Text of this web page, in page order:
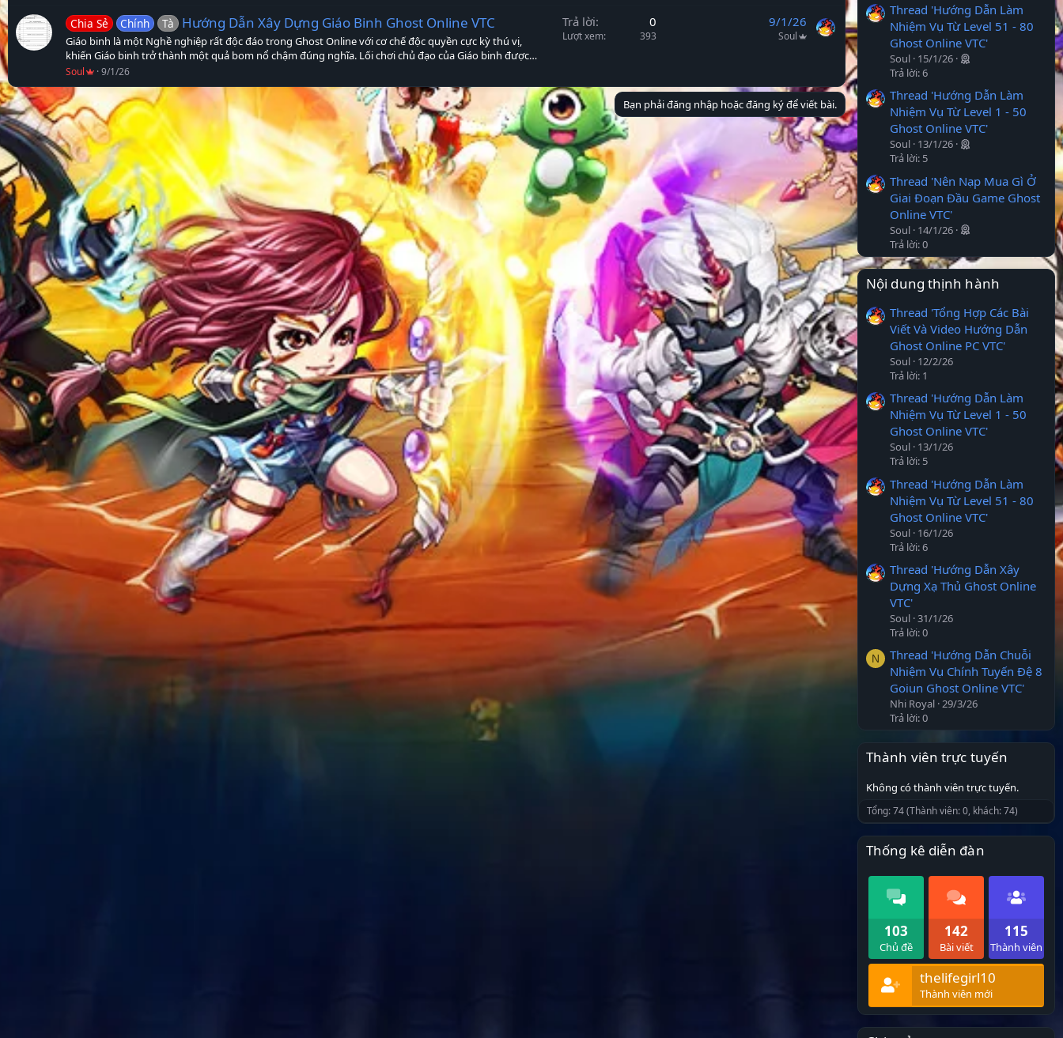
Chia Sẻ Chính Tà Hướng Dẫn Xây Dựng Giáo Binh Ghost Online VTC
Giáo binh là một Nghề nghiệp rất độc đáo trong Ghost Online với cơ chế độc quyền cực kỳ thú vị,
khiến Giáo binh trở thành một quả bom nổ chậm đúng nghĩa. Lối chơi chủ đạo của Giáo binh được
định...
Soul 9/1/26
Trả lời 0
Lượt xem 393
9/1/26
Soul
Bạn phải đăng nhập hoặc đăng ký để viết bài.
Thread 'Hướng Dẫn Làm
Nhiệm Vụ Từ Level 51 - 80
Ghost Online VTC'
Soul 15/1/26
Trả lời: 6
Thread 'Hướng Dẫn Làm
Nhiệm Vụ Từ Level 1 - 50
Ghost Online VTC'
Soul 13/1/26
Trả lời: 5
Thread 'Nên Nạp Mua Gì Ở
Giai Đoạn Đầu Game Ghost
Online VTC'
Soul 14/1/26
Trả lời: 0
Nội dung thịnh hành
Thread 'Tổng Hợp Các Bài
Viết Và Video Hướng Dẫn
Ghost Online PC VTC'
Soul 12/2/26
Trả lời: 1
Thread 'Hướng Dẫn Làm
Nhiệm Vụ Từ Level 1 - 50
Ghost Online VTC'
Soul 13/1/26
Trả lời: 5
Thread 'Hướng Dẫn Làm
Nhiệm Vụ Từ Level 51 - 80
Ghost Online VTC'
Soul 16/1/26
Trả lời: 6
Thread 'Hướng Dẫn Xây
Dựng Xạ Thủ Ghost Online
VTC'
Soul 31/1/26
Trả lời: 0
N
Thread 'Hướng Dẫn Chuỗi
Nhiệm Vụ Chính Tuyến Đệ 8
Goiun Ghost Online VTC'
Nhi Royal 29/3/26
Trả lời: 0
Thành viên trực tuyến
Không có thành viên trực tuyến.
Tổng: 74 (Thành viên: 0, khách: 74)
Thống kê diễn đàn
103
Chủ đề
142
Bài viết
115
Thành viên
thelifegirl10
Thành viên mới